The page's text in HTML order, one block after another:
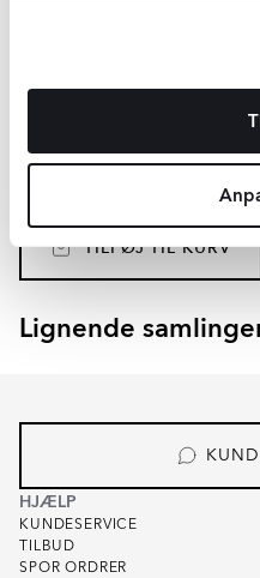
Overflade:Matt
TILFØJ TIL KURV
Lignende
RENOLIA
HJÆLP
KUNDESERVICE
TILBUD
SPOR ORDRER